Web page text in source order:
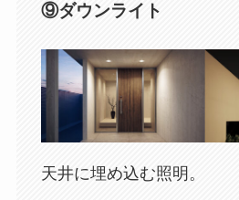
⑨ダウンライト
天井に埋め込む照明。